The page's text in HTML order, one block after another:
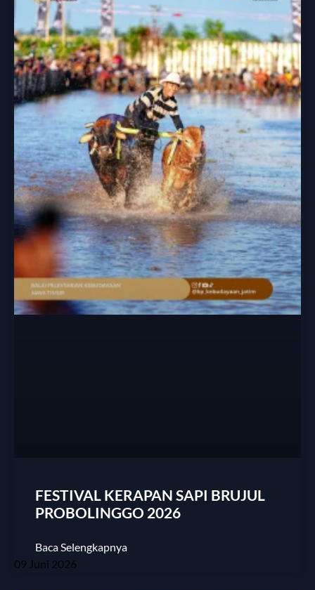
FESTIVAL KERAPAN SAPI BRUJUL
PROBOLINGGO 2026
Baca Selengkapnya
09 Juni 2026